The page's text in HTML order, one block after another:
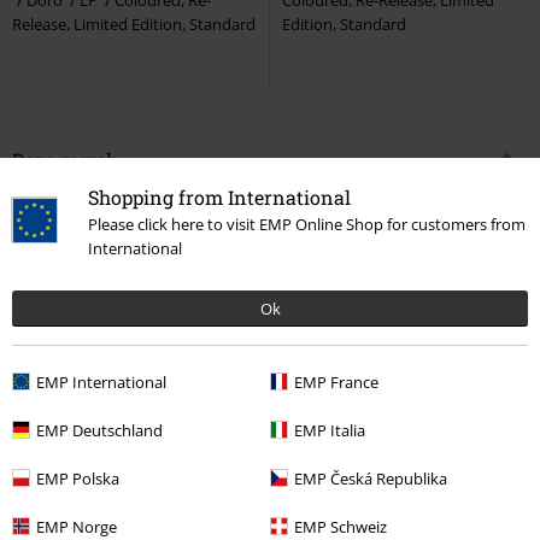
Shopping from International
Please click here to visit EMP Online Shop for customers from
International
Ok
EMP International EMP France
EMP Deutschland EMP Italia
EMP Polska EMP Česká Republika
EMP Norge EMP Schweiz
Release, Limited Edition, Standard
Edition, Standard
Doro merch
#MAG - Das EMP-Magazin
#MAG Musik•#MAG Gaming•#MAG Filme+Serien
E-Mail Newsletter
jetzt anmeldest!